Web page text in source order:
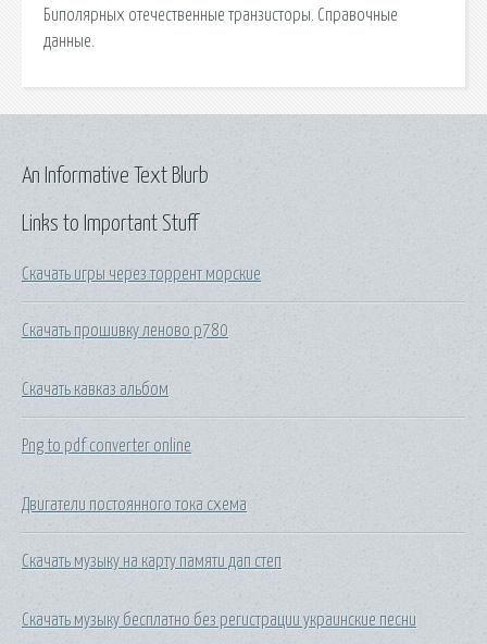
Биполярных отечественные транзисторы. Справочные
данные.
Links to Important Stuff
Скачать игры через торрент морские
Скачать прошивку леново р780
Скачать кавказ альбом
Png to pdf converter online
Двигатели постоянного тока схема
Скачать музыку на карту памяти дап степ
Скачать музыку бесплатно без регистрации украинские песни
An Informative Text Blurb